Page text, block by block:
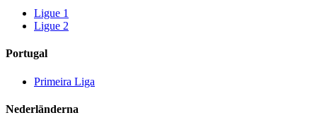
Ligue 1
Ligue 2
Portugal
Primeira Liga
Nederländerna